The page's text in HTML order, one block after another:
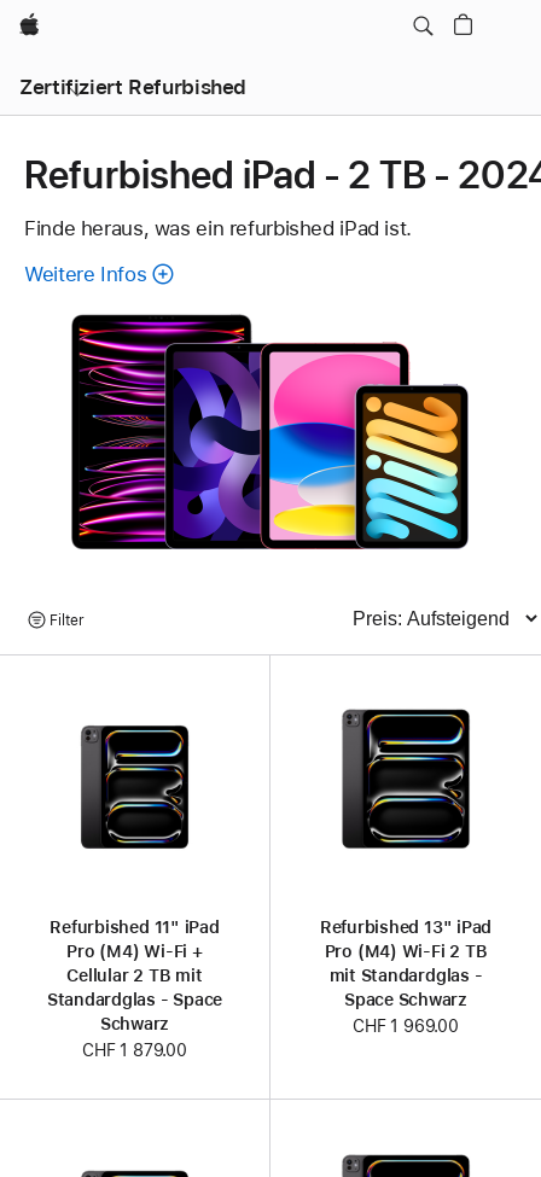
Apple
Zertifiziert Refurbished
Refurbished iPad - 2 TB -
Finde heraus, was ein refurbished iPad ist.
Weitere Infos
iPad.
Produkte
suchen
Filter
Refurbished 11" iPad
Pro (M4) Wi‑Fi +
Cellular 2 TB mit
Standardglas - Space
Schwarz
CHF 1 879.00
Refurbished 13" iPad
Pro (M4) Wi‑Fi 2 TB
mit Standardglas -
Space Schwarz
CHF 1 969.00